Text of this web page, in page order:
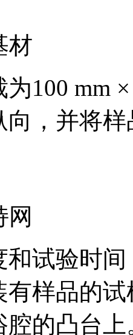
材
100 mm
向，并将
网
和试验时
有样品的
的凸台